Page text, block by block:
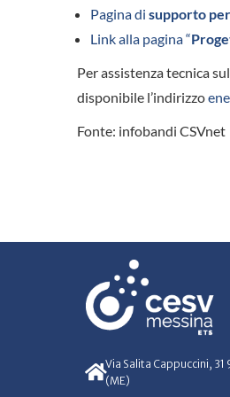
Pagina di supporto
Link alla pagina “Pr
Per assistenza tecnica
disponibile l’indirizzo
Fonte: infobandi CSVnet
Via Salita Cappuccini, 31
(ME)